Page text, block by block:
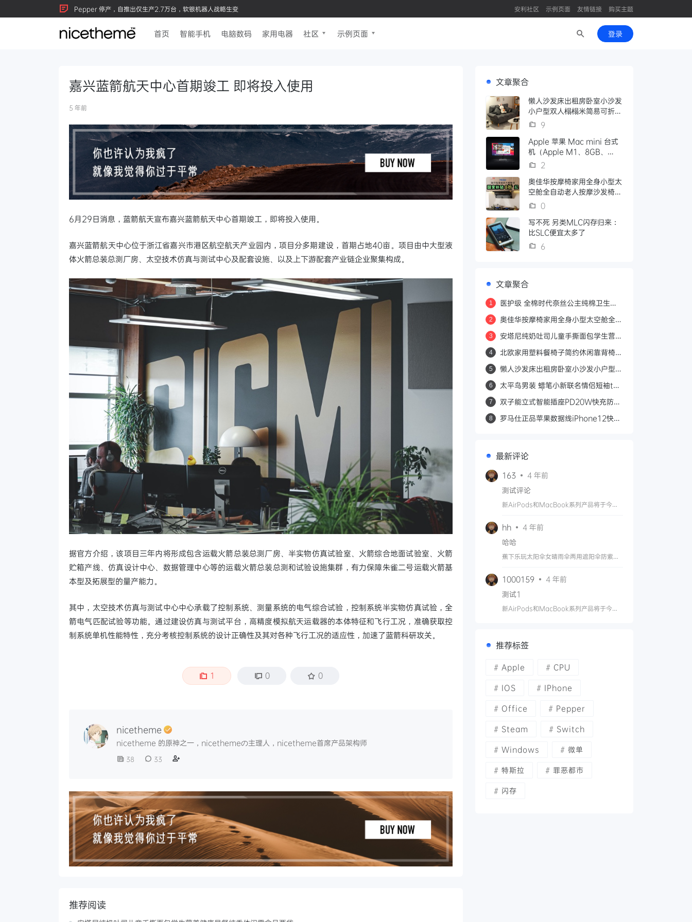
Pepper 停产，自推出仅生产2.7万台，软银机器人战略生变 安利社区 示例页面 友情链接 购买主题
首页 智能手机 电脑数码 家用电器 社区 示例页面 登录
嘉兴蓝箭航天中心首期竣工 即将投入使用
5 年前
6月29日消息，蓝箭航天宣布嘉兴蓝箭航天中心首期竣工，即将投入使用。
嘉兴蓝箭航天中心位于浙江省嘉兴市港区航空航天产业园内，项目分多期建设，首期占地40亩。项目由中大型液
体火箭总装总测厂房、太空技术仿真与测试中心及配套设施、以及上下游配套产业链企业聚集构成。
据官方介绍，该项目三年内将形成包含运载火箭总装总测厂房、半实物仿真试验室、火箭综合地面试验室、火箭
贮箱产线、仿真设计中心、数据管理中心等的运载火箭总装总测和试验设施集群，有力保障朱雀二号运载火箭基
本型及拓展型的量产能力。
其中，太空技术仿真与测试中心中心承载了控制系统、测量系统的电气综合试验，控制系统半实物仿真试验，全
箭电气匹配试验等功能。通过建设仿真与测试平台，高精度模拟航天运载器的本体特征和飞行工况，准确获取控
制系统单机性能特性，充分考核控制系统的设计正确性及其对各种飞行工况的适应性，加速了蓝箭科研攻关。
1 0 0
nicetheme
nicetheme 的原神之一，nicethemeの主理人，nicetheme首席产品架构师
38 33
推荐阅读
文章聚合
懒人沙发床出租房卧室小沙发
小户型双人榻榻米简易可折叠
单人沙发
9
Apple 苹果 Mac mini 台式
机（Apple M1、8GB、
256GB SSD）教育优惠版
2
奥佳华按摩椅家用全身小型太
空舱全自动老人按摩沙发椅
7508Neo
0
写不死 另类MLC闪存归来：
比SLC便宜太多了
6
文章聚合
1
医护级 全棉时代奈丝公主纯棉卫生巾
2
奥佳华按摩椅家用全身小型太空舱全自
3
安塔尼纯奶吐司儿童手撕面包学生营养
4
北欧家用塑料餐椅子简约休闲靠背椅子
5
懒人沙发床出租房卧室小沙发小户型双
6
太平鸟男装 蜡笔小新联名情侣短袖t恤
7
双子能立式智能插座PD20W快充防雷
8
罗马仕正品苹果数据线iPhone12快充
最新评论
163
4 年前
测试评论
新AirPods和MacBook系列产品将于今年
hh
4 年前
哈哈
蕉下乐玩太阳伞女晴雨伞两用遮阳伞防紫外
1000159
4 年前
测试1
新AirPods和MacBook系列产品将于今年
推荐标签
Apple CPU
IOS IPhone
Office Pepper
Steam Switch
Windows 微单
特斯拉 罪恶都市
闪存